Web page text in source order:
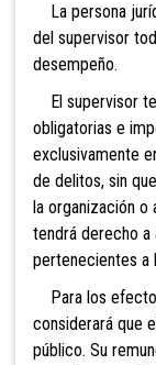
La persona
del supervisor
desempeño.
El supervisor
obligatorias e
exclusivamente
de delitos, sin
la organización o
tendrá derecho a
pertenecientes a
Para los
considerará que
público. Su